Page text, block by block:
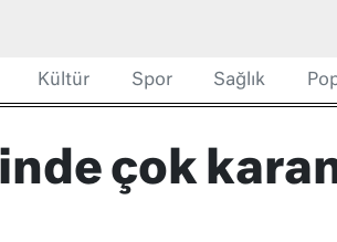
Kültür Spor Sağlık
çok